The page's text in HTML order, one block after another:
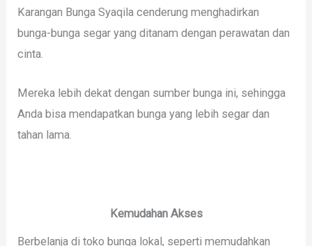
Karangan Bunga Syaqila cenderung menghadirkan
bunga-bunga segar yang ditanam dengan perawatan dan
cinta.
Mereka lebih dekat dengan sumber bunga ini, sehingga
Anda bisa mendapatkan bunga yang lebih segar dan
tahan lama.
Kemudahan Akses
Berbelanja di toko bunga lokal, seperti memudahkan